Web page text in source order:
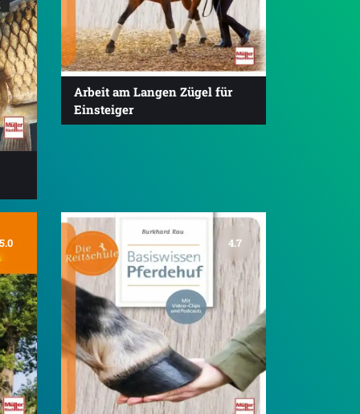
Arbeit am Langen Zügel für
Einsteiger
5.0 4.7